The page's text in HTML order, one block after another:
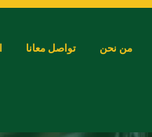
من نحن تواصل معانا